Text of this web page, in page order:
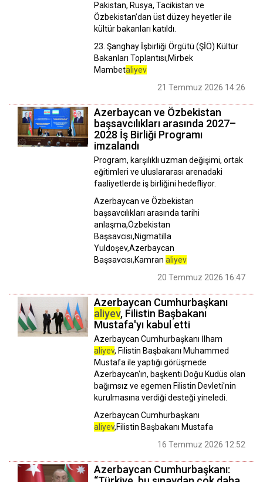
Pakistan, Rusya, Tacikistan ve
Özbekistan’dan üst düzey heyetler ile
kültür bakanları katıldı.
23. Şanghay İşbirliği Örgütü (ŞİÖ) Kültür
Bakanları Toplantısı,Mirbek
Mambetaliyev
21 Temmuz 2026 14:26
Azerbaycan ve Özbekistan
başsavcılıkları arasında 2027–
2028 İş Birliği Programı
imzalandı
Program, karşılıklı uzman değişimi, ortak
eğitimleri ve uluslararası arenadaki
faaliyetlerde iş birliğini hedefliyor.
Azerbaycan ve Özbekistan
başsavcılıkları arasında tarihi
anlaşma,Özbekistan
Başsavcısı,Nigmatilla
Yuldoşev,Azerbaycan
Başsavcısı,Kamran aliyev
20 Temmuz 2026 16:47
Azerbaycan Cumhurbaşkanı
aliyev, Filistin Başbakanı
Mustafa'yı kabul etti
Azerbaycan Cumhurbaşkanı İlham
aliyev, Filistin Başbakanı Muhammed
Mustafa ile yaptığı görüşmede
Azerbaycan'ın, başkenti Doğu Kudüs olan
bağımsız ve egemen Filistin Devleti'nin
kurulmasına verdiği desteği yineledi.
Azerbaycan Cumhurbaşkanı
aliyev,Filistin Başbakanı Mustafa
16 Temmuz 2026 12:52
Azerbaycan Cumhurbaşkanı: